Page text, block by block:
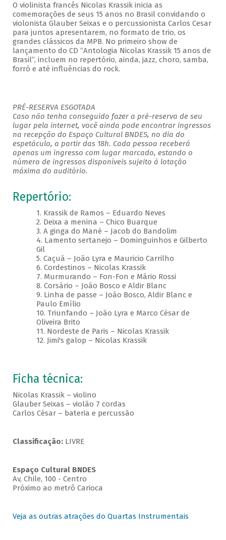
O violinista francês Nicolas Krassik inicia as
comemorações de seus 15 anos no Brasil convidando o
violonista Glauber Seixas e o percussionista Carlos Cesar
para juntos apresentarem, no formato de trio, os
grandes clássicos da MPB. No primeiro show de
lançamento do CD “Antologia Nicolas Krassik 15 anos de
Brasil”, incluem no repertório, ainda, jazz, choro, samba,
forró e até influências do rock.
PRÉ-RESERVA ESGOTADA
Caso não tenha conseguido fazer a pré-reserva de seu
lugar pela internet, você ainda pode encontrar ingressos
na recepção do Espaço Cultural BNDES, no dia do
espetáculo, a partir das 18h. Cada pessoa receberá
apenas um ingresso com lugar marcado, estando o
número de ingressos disponíveis sujeito à lotação
máxima do auditório.
Repertório:
1. Krassik de Ramos – Eduardo Neves
2. Deixa a menina – Chico Buarque
3. A ginga do Mané – Jacob do Bandolim
4. Lamento sertanejo – Dominguinhos e Gilberto
Gil
5. Caçuá – João Lyra e Mauricio Carrilho
6. Cordestinos – Nicolas Krassik
7. Murmurando – Fon-Fon e Mário Rossi
8. Corsário – João Bosco e Aldir Blanc
9. Linha de passe – João Bosco, Aldir Blanc e
Paulo Emílio
10. Triunfando – João Lyra e Marco César de
Oliveira Brito
11. Nordeste de Paris – Nicolas Krassik
12. Jimi's galop – Nicolas Krassik
Ficha técnica:
Nicolas Krassik – violino
Glauber Seixas – violão 7 cordas
Carlos César – bateria e percussão
Classificação:LIVRE
Espaço Cultural BNDES
Av, Chile, 100 - Centro
Próximo ao metrô Carioca
Veja as outras atrações do Quartas Instrumentais